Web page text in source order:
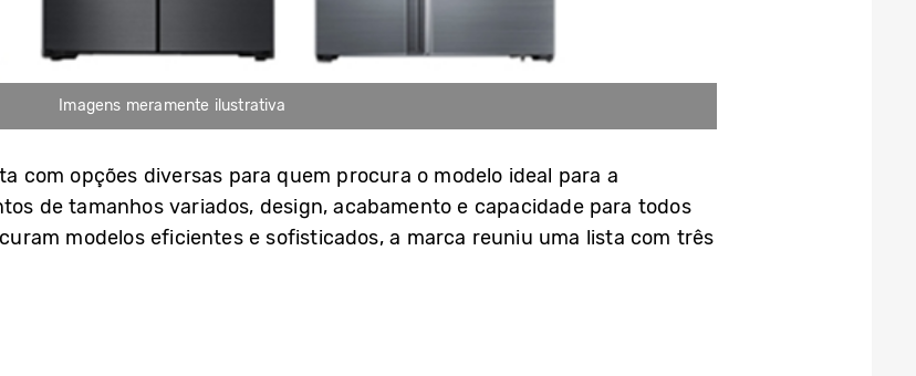
Imagens meramente ilustrativa
com opções diversas para quem procura o modelo ideal para a
de tamanhos variados, design, acabamento e capacidade para todos
modelos eficientes e sofisticados, a marca reuniu uma lista com três